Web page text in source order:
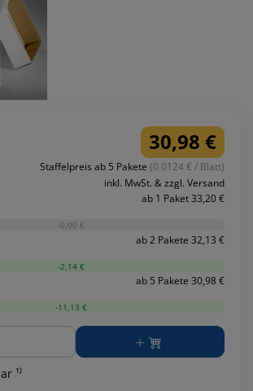
30,98 €
Staffelpreis ab 5 Pakete (0.0124 € / Blatt)
inkl. MwSt. & zzgl. Versand
ab 1 Paket 33,20 €
-0,00 €
ab 2 Pakete 32,13 €
-2,14 €
ab 5 Pakete 30,98 €
-11,13 €
¹⁾